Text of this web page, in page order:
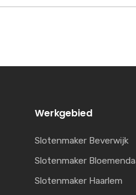
Werkgebied
Slotenmaker Beverwijk
Slotenmaker
Slotenmaker Haarlem